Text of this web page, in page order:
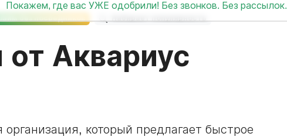
Покажем, где вас УЖЕ одобрили! Без звонков. Без рассылок.
от Аквариус
который предлагает быстрое